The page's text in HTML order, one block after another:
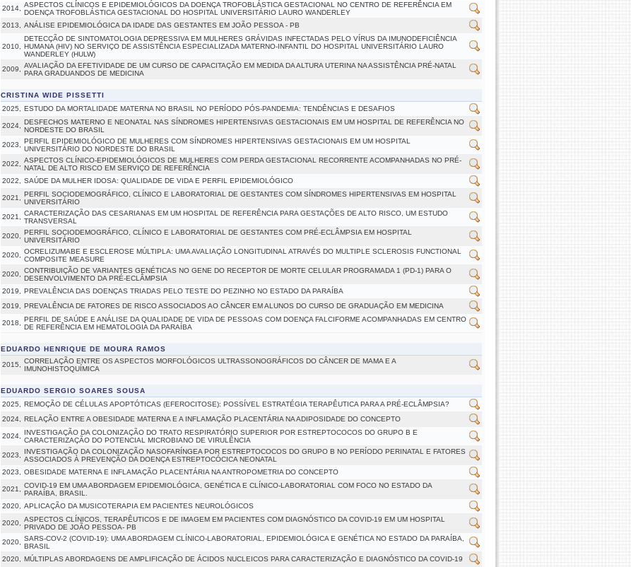
2014,
ASPECTOS CLÍNICOS E EPIDEMIOLÓGICOS DA DOENÇA TROFOBLÁSTICA GESTACIONAL NO CENTRO DE REFERÊNCIA EM
DOENÇA TROFOBLÁSTICA GESTACIONAL DO HOSPITAL UNIVERSITÁRIO LAURO WANDERLEY
2013,
ANÁLISE EPIDEMIOLÓGICA DA IDADE DAS GESTANTES EM JOÃO PESSOA - PB
2010,
DETECÇÃO DE SINTOMATOLOGIA DEPRESSIVA EM MULHERES GRÁVIDAS INFECTADAS PELO VÍRUS DA IMUNODEFICIÊNCIA
HUMANA (HIV) NO SERVIÇO DE ASSISTÊNCIA ESPECIALIZADA MATERNO-INFANTIL DO HOSPITAL UNIVERSITÁRIO LAURO
WANDERLEY (HULW)
2009,
AVALIAÇÃO DA EFETIVIDADE DE UM CURSO DE CAPACITAÇÃO EM MEDIDA DA ALTURA UTERINA NA ASSISTÊNCIA PRÉ-NATAL
PARA GRADUANDOS DE MEDICINA
CRISTINA WIDE PISSETTI
2025,
ESTUDO DA MORTALIDADE MATERNA NO BRASIL NO PERÍODO PÓS-PANDEMIA: TENDÊNCIAS E DESAFIOS
2024,
DESFECHOS MATERNO E NEONATAL NAS SÍNDROMES HIPERTENSIVAS GESTACIONAIS EM UM HOSPITAL DE REFERÊNCIA NO
NORDESTE DO BRASIL
2023,
PERFIL EPIDEMIOLÓGICO DE MULHERES COM SÍNDROMES HIPERTENSIVAS GESTACIONAIS EM UM HOSPITAL
UNIVERSITÁRIO DO NORDESTE DO BRASIL
2022,
ASPECTOS CLÍNICO-EPIDEMIOLÓGICOS DE MULHERES COM PERDA GESTACIONAL RECORRENTE ACOMPANHADAS NO PRÉ-
NATAL DE ALTO RISCO EM SERVIÇO DE REFERÊNCIA
2022,
SAÚDE DA MULHER IDOSA: QUALIDADE DE VIDA E PERFIL EPIDEMIOLÓGICO
2021,
PERFIL SOCIODEMOGRÁFICO, CLÍNICO E LABORATORIAL DE GESTANTES COM SÍNDROMES HIPERTENSIVAS EM HOSPITAL
UNIVERSITÁRIO
2021,
CARACTERIZAÇÃO DAS CESARIANAS EM UM HOSPITAL DE REFERÊNCIA PARA GESTAÇÕES DE ALTO RISCO, UM ESTUDO
TRANSVERSAL
2020,
PERFIL SOCIODEMOGRÁFICO, CLÍNICO E LABORATORIAL DE GESTANTES COM PRÉ-ECLÂMPSIA EM HOSPITAL
UNIVERSITÁRIO
2020,
OCRELIZUMABE E ESCLEROSE MÚLTIPLA: UMA AVALIAÇÃO LONGITUDINAL ATRAVÉS DO MULTIPLE SCLEROSIS FUNCTIONAL
COMPOSITE MEASURE
2020,
CONTRIBUIÇÃO DE VARIANTES GENÉTICAS NO GENE DO RECEPTOR DE MORTE CELULAR PROGRAMADA 1 (PD-1) PARA O
DESENVOLVIMENTO DA PRÉ-ECLÂMPSIA
2019,
PREVALÊNCIA DAS DOENÇAS TRIADAS PELO TESTE DO PEZINHO NO ESTADO DA PARAÍBA
2019,
PREVALÊNCIA DE FATORES DE RISCO ASSOCIADOS AO CÂNCER EM ALUNOS DO CURSO DE GRADUAÇÃO EM MEDICINA
2018,
PERFIL DE SAÚDE E ANÁLISE DA QUALIDADE DE VIDA DE PESSOAS COM DOENÇA FALCIFORME ACOMPANHADAS EM CENTRO
DE REFERÊNCIA EM HEMATOLOGIA DA PARAÍBA
EDUARDO HENRIQUE DE MOURA RAMOS
2015,
CORRELAÇÃO ENTRE OS ASPECTOS MORFOLÓGICOS ULTRASSONOGRÁFICOS DO CÂNCER DE MAMA E A
IMUNOHISTOQUÍMICA
EDUARDO SERGIO SOARES SOUSA
2025,
REMOÇÃO DE CÉLULAS APOPTÓTICAS (EFEROCITOSE): POSSÍVEL ESTRATÉGIA TERAPÊUTICA PARA A PRÉ-ECLÂMPSIA?
2024,
RELAÇÃO ENTRE A OBESIDADE MATERNA E A INFLAMAÇÃO PLACENTÁRIA NA ADIPOSIDADE DO CONCEPTO
2024,
INVESTIGAÇÃO DA COLONIZAÇÃO DO TRATO RESPIRATÓRIO SUPERIOR POR ESTREPTOCOCOS DO GRUPO B E
CARACTERIZAÇÃO DO POTENCIAL MICROBIANO DE VIRULÊNCIA
2023,
INVESTIGAÇÃO DA COLONIZAÇÃO NASOFARÍNGEA POR ESTREPTOCOCOS DO GRUPO B NO PERÍODO PERINATAL E FATORES
ASSOCIADOS À PREVENÇÃO DA DOENÇA ESTREPTOCÓCICA NEONATAL
2023,
OBESIDADE MATERNA E INFLAMAÇÃO PLACENTÁRIA NA ANTROPOMETRIA DO CONCEPTO
2021,
COVID-19 EM UMA ABORDAGEM EPIDEMIOLÓGICA, GENÉTICA E CLÍNICO-LABORATORIAL COM FOCO NO ESTADO DA
PARAÍBA, BRASIL.
2020,
APLICAÇÃO DA MUSICOTERAPIA EM PACIENTES NEUROLÓGICOS
2020,
ASPECTOS CLÍNICOS, TERAPÊUTICOS E DE IMAGEM EM PACIENTES COM DIAGNÓSTICO DA COVID-19 EM UM HOSPITAL
PRIVADO DE JOÃO PESSOA- PB
2020,
SARS-COV-2 (COVID-19): UMA ABORDAGEM CLÍNICO-LABORATORIAL, EPIDEMIOLÓGICA E GENÉTICA NO ESTADO DA PARAÍBA,
BRASIL
2020,
MÚLTIPLAS ABORDAGENS DE AMPLIFICAÇÃO DE ÁCIDOS NUCLEICOS PARA CARACTERIZAÇÃO E DIAGNÓSTICO DA COVID-19